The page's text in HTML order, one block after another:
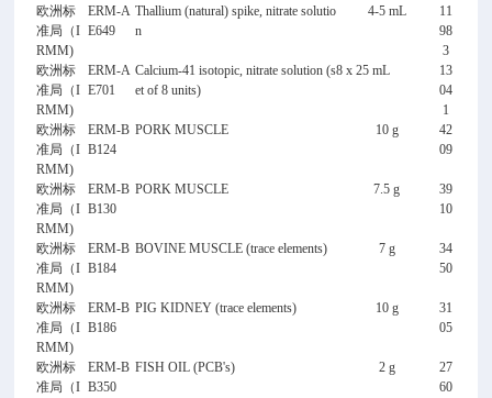
欧洲标
准局（I
RMM)
ERM-A
E649
Thallium (natural) spike, nitrate solutio
n
4-5 mL
11
98
3
欧洲标
准局（I
RMM)
ERM-A
E701
Calcium-41 isotopic, nitrate solution (s
et of 8 units)
8 x 25 mL
13
04
1
欧洲标
准局（I
RMM)
ERM-B
B124
PORK MUSCLE 10 g
42
09
欧洲标
准局（I
RMM)
ERM-B
B130
PORK MUSCLE 7.5 g
39
10
欧洲标
准局（I
RMM)
ERM-B
B184
BOVINE MUSCLE (trace elements) 7 g
34
50
欧洲标
准局（I
RMM)
ERM-B
B186
PIG KIDNEY (trace elements) 10 g
31
05
欧洲标
准局（I
ERM-B
B350
FISH OIL (PCB's) 2 g
27
60